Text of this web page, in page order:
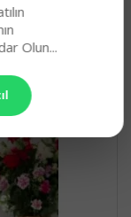
Olun...